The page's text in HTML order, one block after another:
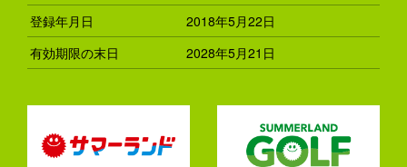
登録年月日
2018年5月22日
有効期限の末日
2028年5月21日